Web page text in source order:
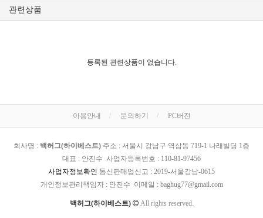
관련상품
등록된 관련상품이 없습니다.
이용안내 문의하기 PC버전
회사명 : 백허그(하이베스트) 주소 : 서울시 강남구 역삼동 719-1 나래빌딩 1층
대표 : 안진수 사업자등록번호 : 110-81-97456
사업자정보확인 통신판매업신고 : 2019-서울강남-0615
개인정보관리책임자 : 안진수 이메일 : baghug77@gmail.com
백허그(하이베스트) All rights reserved.